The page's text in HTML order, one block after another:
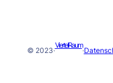
© 2023·
ViertelRaum
·